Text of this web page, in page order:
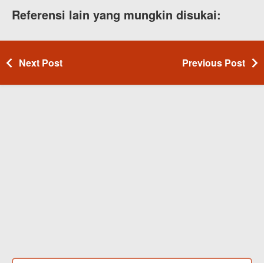
Referensi lain yang mungkin disukai:
Next Post Previous Post